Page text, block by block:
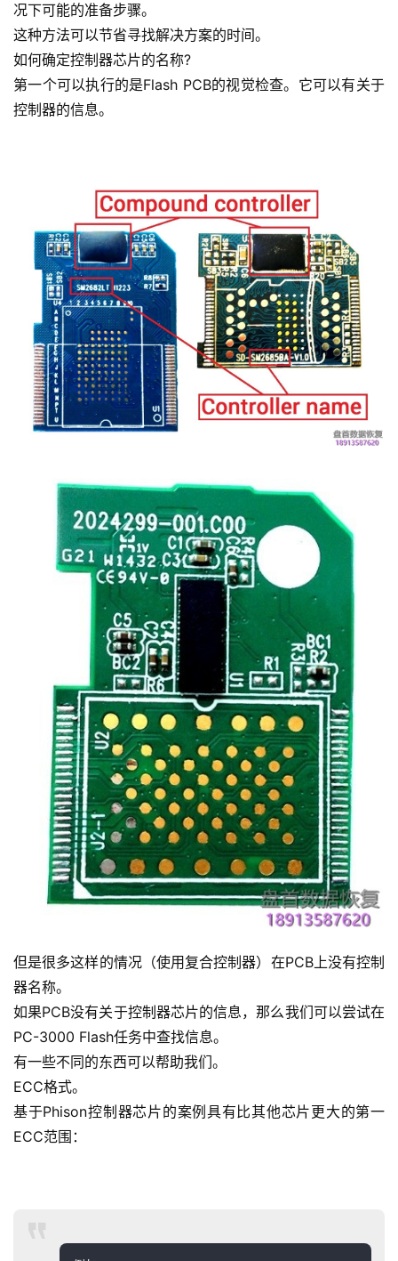
况下可能的准备步骤。
这种方法可以节省寻找解决方案的时间。
如何确定控制器芯片的名称?
第一个可以执行的是Flash PCB的视觉检查。它可以有关于
控制器的信息。
但是很多这样的情况（使用复合控制器）在PCB上没有控制
器名称。
如果PCB没有关于控制器芯片的信息，那么我们可以尝试在
PC-3000 Flash任务中查找信息。
有一些不同的东西可以帮助我们。
ECC格式。
基于Phison控制器芯片的案例具有比其他芯片更大的第一
ECC范围：